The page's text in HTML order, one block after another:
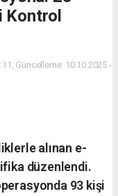
Kontrol
Güncelleme: 10.10.2025 -
alınan e-
düzenlendi.
93 kişi